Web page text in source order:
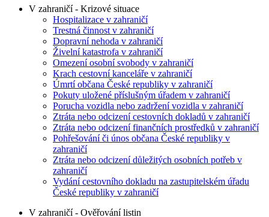
V zahraničí - Krizové situace
Hospitalizace v zahraničí
Trestná činnost v zahraničí
Dopravní nehoda v zahraničí
Živelní katastrofa v zahraničí
Omezení osobní svobody v zahraničí
Krach cestovní kanceláře v zahraničí
Úmrtí občana České republiky v zahraničí
Pokuty uložené příslušným úřadem v zahraničí
Porucha vozidla nebo zadržení vozidla v zahraničí
Ztráta nebo odcizení cestovních dokladů v zahraničí
Ztráta nebo odcizení finančních prostředků v zahraničí
Pohřešování či únos občana České republiky v
zahraničí
Ztráta nebo odcizení důležitých osobních potřeb v
zahraničí
Vydání cestovního dokladu na zastupitelském úřadu
České republiky v zahraničí
V zahraničí - Ověřování listin